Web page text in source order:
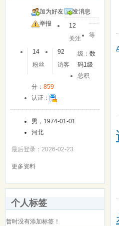
加为好友
发消息
举报
12
关注
14
粉丝
92
访客
等
级：数
码1级
总积
分： 859
认证：
男，1974-01-01
河北
最后登录：2026-02-23
更多资料
个人标签
暂时没有添加标签！